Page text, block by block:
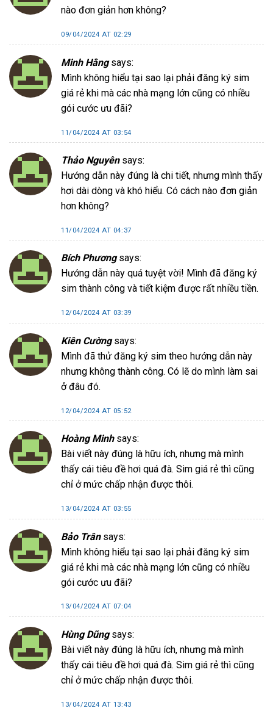
nào đơn giản hơn không?
09/04/2024 AT 02:29
Minh Hằng says:
Mình không hiểu tại sao lại phải đăng ký sim
giá rẻ khi mà các nhà mạng lớn cũng có nhiều
gói cước ưu đãi?
11/04/2024 AT 03:54
Thảo Nguyên says:
Hướng dẫn này đúng là chi tiết, nhưng mình thấy
hơi dài dòng và khó hiểu. Có cách nào đơn giản
hơn không?
11/04/2024 AT 04:37
Bích Phương says:
Hướng dẫn này quá tuyệt vời! Mình đã đăng ký
sim thành công và tiết kiệm được rất nhiều tiền.
12/04/2024 AT 03:39
Kiên Cường says:
Mình đã thử đăng ký sim theo hướng dẫn này
nhưng không thành công. Có lẽ do mình làm sai
ở đâu đó.
12/04/2024 AT 05:52
Hoàng Minh says:
Bài viết này đúng là hữu ích, nhưng mà mình
thấy cái tiêu đề hơi quá đà. Sim giá rẻ thì cũng
chỉ ở mức chấp nhận được thôi.
13/04/2024 AT 03:55
Bảo Trân says:
Mình không hiểu tại sao lại phải đăng ký sim
giá rẻ khi mà các nhà mạng lớn cũng có nhiều
gói cước ưu đãi?
13/04/2024 AT 07:04
Hùng Dũng says:
Bài viết này đúng là hữu ích, nhưng mà mình
thấy cái tiêu đề hơi quá đà. Sim giá rẻ thì cũng
chỉ ở mức chấp nhận được thôi.
13/04/2024 AT 13:43